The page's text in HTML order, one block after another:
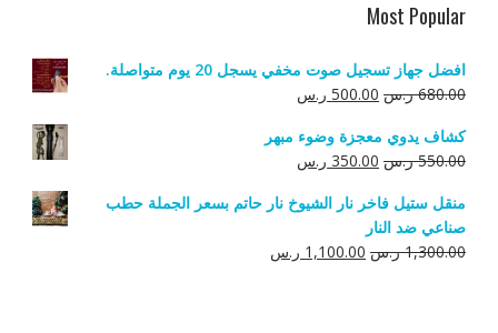
Most Popular
افضل جهاز تسجيل صوت مخفي يسجل 20 يوم متواصلة.
680.00 ر.س السعر
هو:
680.00 ر.س.
500.00 ر.سالسعر
هو:
500.00 ر.س.
كشاف يدوي معجزة وضوء مبهر
550.00 ر.س السعر
هو:
550.00 ر.س.
350.00 ر.سالسعر
هو:
منقل ستيل فاخر نار الشيوخ نار حاتم بسعر الجملة حطب
صناعي ضد النار
1,300.00 ر.س السعر
1,100.00 ر.سالسعر